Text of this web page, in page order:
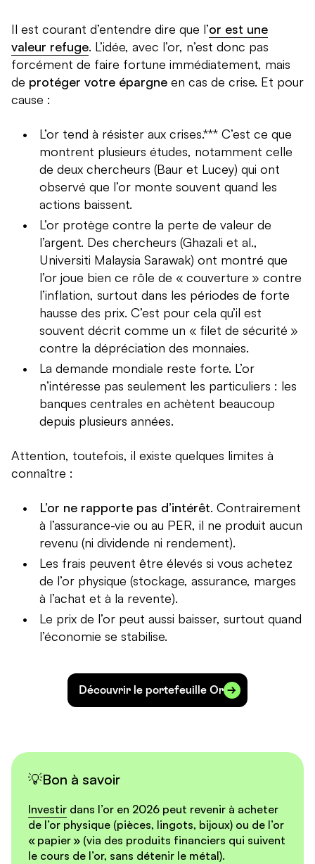
Il est courant d’entendre dire que l’or est une
valeur refuge. L’idée, avec l’or, n’est donc pas
forcément de faire fortune immédiatement, mais
de protéger votre épargne en cas de crise. Et pour
cause :
L’or tend à résister aux crises.*** C’est ce que
montrent plusieurs études, notamment celle
de deux chercheurs (Baur et Lucey) qui ont
observé que l’or monte souvent quand les
actions baissent.
L’or protège contre la perte de valeur de
l’argent. Des chercheurs (Ghazali et al.,
Universiti Malaysia Sarawak) ont montré que
l’or joue bien ce rôle de « couverture » contre
l’inflation, surtout dans les périodes de forte
hausse des prix. C’est pour cela qu’il est
souvent décrit comme un « filet de sécurité »
contre la dépréciation des monnaies.
La demande mondiale reste forte. L’or
n’intéresse pas seulement les particuliers : les
banques centrales en achètent beaucoup
depuis plusieurs années.
Attention, toutefois, il existe quelques limites à
connaître :
L’or ne rapporte pas d’intérêt. Contrairement
à l’assurance-vie ou au PER, il ne produit aucun
revenu (ni dividende ni rendement).
Les frais peuvent être élevés si vous achetez
de l’or physique (stockage, assurance, marges
à l’achat et à la revente).
Le prix de l’or peut aussi baisser, surtout quand
l’économie se stabilise.
Découvrir le portefeuille Or
💡Bon à savoir
Investir dans l’or en 2026 peut revenir à acheter
de l’or physique (pièces, lingots, bijoux) ou de l’or
« papier » (via des produits financiers qui suivent
le cours de l’or, sans détenir le métal).